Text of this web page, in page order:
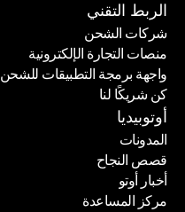
اتصل بنا
الربط التقني
شركات الشحن
شركات الشحن
منصات التجارة الإلكترونية
منصات التجارة الإلكترونية
واجهة برمجة التطبيقات للشحن
واجهة برمجة التطبيقات للشحن
كن شريكًا لنا
كن شريكًا لنا
أوتوبيديا
المدونات
المدونات
قصص النجاح
قصص النجاح
أخبار أوتو
أخبار أوتو
مركز المساعدة